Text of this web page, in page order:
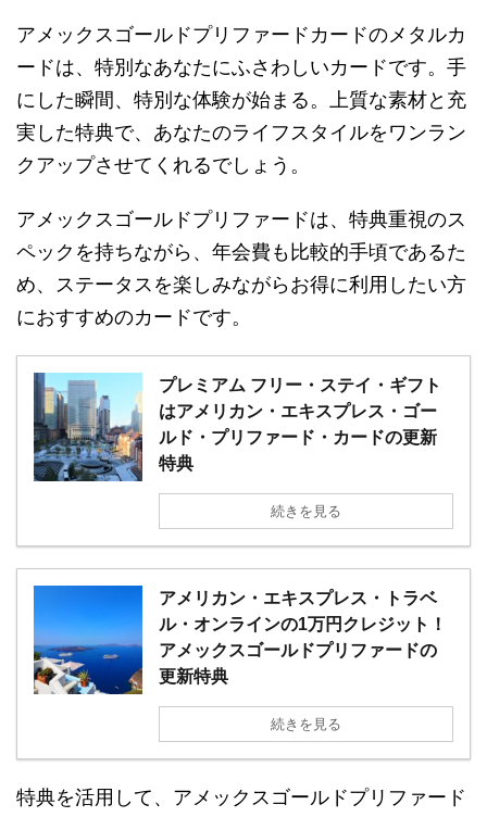
アメックスゴールドプリファードカードのメタルカ
ードは、特別なあなたにふさわしいカードです。手
にした瞬間、特別な体験が始まる。上質な素材と充
実した特典で、あなたのライフスタイルをワンラン
クアップさせてくれるでしょう。
アメックスゴールドプリファードは、特典重視のス
ペックを持ちながら、年会費も比較的手頃であるた
め、ステータスを楽しみながらお得に利用したい方
におすすめのカードです。
プレミアム フリー・ステイ・ギフト
はアメリカン・エキスプレス・ゴー
ルド・プリファード・カードの更新
特典
続きを見る
アメリカン・エキスプレス・トラベ
ル・オンラインの1万円クレジット！
アメックスゴールドプリファードの
更新特典
続きを見る
特典を活用して、アメックスゴールドプリファード